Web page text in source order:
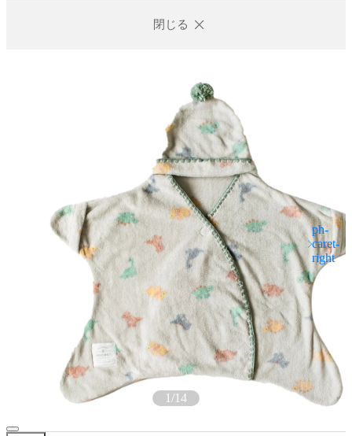
閉じる
1/14